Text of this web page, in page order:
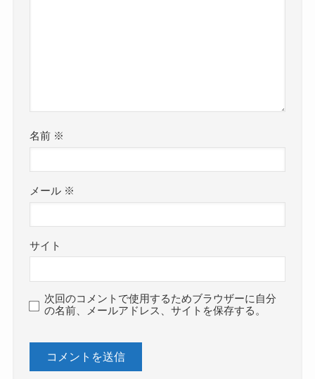
名前 ※
メール ※
サイト
次回のコメントで使用するためブラウザーに自分
の名前、メールアドレス、サイトを保存する。